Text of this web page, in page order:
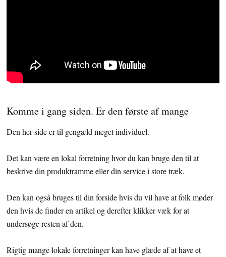
Komme i gang siden. Er den første af mange
Den her side er til gengæld meget individuel.
Det kan være en lokal forretning hvor du kan bruge den til at
beskrive din produktramme eller din service i store træk.
Den kan også bruges til din forside hvis du vil have at folk møder
den hvis de finder en artikel og derefter klikker væk for at
undersøge resten af den.
Rigtig mange lokale forretninger kan have glæde af at have et